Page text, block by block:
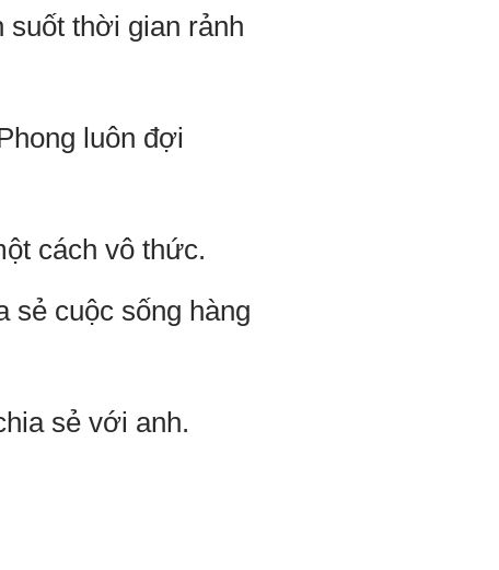
suốt thời gian rảnh
luôn đợi
cách vô thức.
sẻ cuộc sống hàng
sẻ với anh.